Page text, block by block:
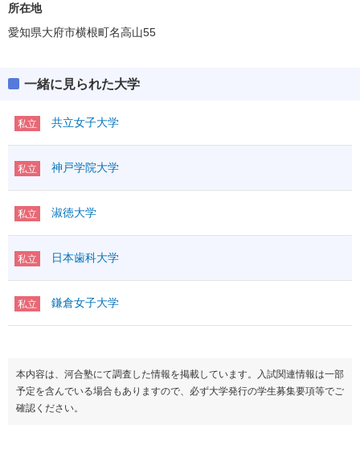
所在地
愛知県大府市横根町名高山55
一緒に見られた大学
私立 共立女子大学
私立 神戸学院大学
私立 淑徳大学
私立 日本歯科大学
私立 鎌倉女子大学
本内容は、河合塾にて調査した情報を掲載しています。入試関連情報は一部
予定を含んでいる場合もありますので、必ず大学発行の学生募集要項等でご
確認ください。